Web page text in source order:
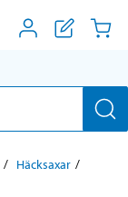
Häcksaxar